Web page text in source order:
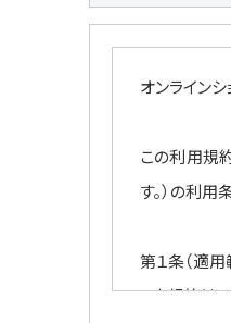
オンライン
この利用規
す。）の利用
第１条（適用
1.本規約は、